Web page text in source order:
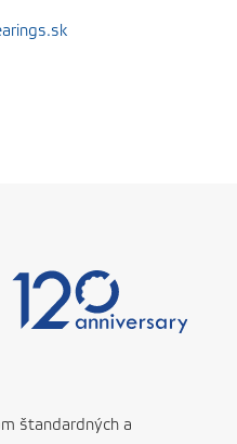
štandardných a